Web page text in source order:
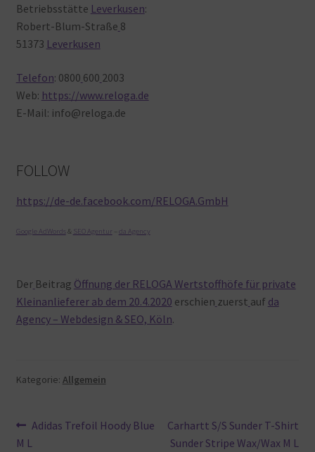
Betriebsstätte Leverkusen:
Robert-Blum-Straße 8
51373 Leverkusen
Telefon: 0800 600 2003
Web: https://www.reloga.de
E-Mail: info@reloga.de
FOLLOW
https://de-de.facebook.com/RELOGA.GmbH
Google AdWords& SEO Agentur da Agency
Der Beitrag Öffnung der RELOGA Wertstoffhöfe für private
Kleinanlieferer ab dem 20.4.2020 erschien zuerst auf da
Agency – Webdesign & SEO, Köln.
Kategorie: Allgemein
Beitragsnavigation
Vorheriger
Adidas Trefoil Hoody Blue
M L
Nächster
Beitrag:
Carhartt S/S Sunder T-Shirt
Sunder Stripe Wax/Wax M L